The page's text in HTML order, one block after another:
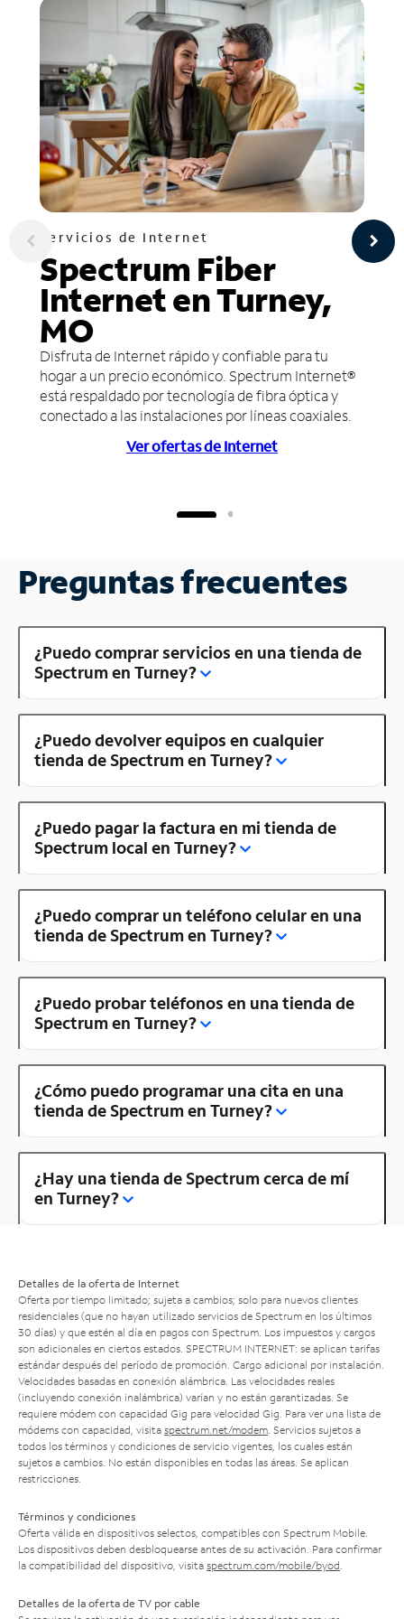
Servicios de Internet
Spectrum Fiber
Internet en Turney,
MO
Disfruta de Internet rápido y confiable para tu
hogar a un precio económico. Spectrum Internet®
está respaldado por tecnología de fibra óptica y
conectado a las instalaciones por líneas coaxiales.
Ver ofertas de Internet
Preguntas frecuentes
¿Puedo comprar servicios en una tienda de
Spectrum en Turney?
¿Puedo devolver equipos en cualquier
tienda de Spectrum en Turney?
¿Puedo pagar la factura en mi tienda de
Spectrum local en Turney?
¿Puedo comprar un teléfono celular en una
tienda de Spectrum en Turney?
¿Puedo probar teléfonos en una tienda de
Spectrum en Turney?
¿Cómo puedo programar una cita en una
tienda de Spectrum en Turney?
¿Hay una tienda de Spectrum cerca de mí
en Turney?
Detalles de la oferta de Internet
Oferta por tiempo limitado; sujeta a cambios; solo para nuevos clientes
residenciales (que no hayan utilizado servicios de Spectrum en los últimos
30 días) y que estén al día en pagos con Spectrum. Los impuestos y cargos
son adicionales en ciertos estados. SPECTRUM INTERNET: se aplican tarifas
estándar después del período de promoción. Cargo adicional por instalación.
Velocidades basadas en conexión alámbrica. Las velocidades reales
(incluyendo conexión inalámbrica) varían y no están garantizadas. Se
requiere módem con capacidad Gig para velocidad Gig. Para ver una lista de
módems con capacidad, visita spectrum.net/modem . Servicios sujetos a
todos los términos y condiciones de servicio vigentes, los cuales están
sujetos a cambios. No están disponibles en todas las áreas. Se aplican
restricciones.
Términos y condiciones
Oferta válida en dispositivos selectos, compatibles con Spectrum Mobile.
Los dispositivos deben desbloquearse antes de su activación. Para confirmar
la compatibilidad del dispositivo, visita spectrum.com/mobile/byod
Detalles de la oferta de TV por cable